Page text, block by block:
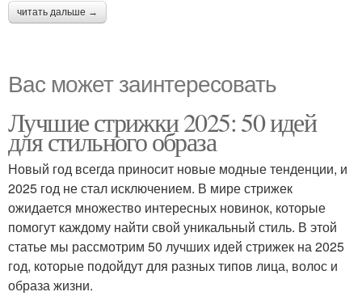
читать дальше →
Вас может заинтересовать
Лучшие стрижки 2025: 50 идей
для стильного образа
Новый год всегда приносит новые модные тенденции, и
2025 год не стал исключением. В мире стрижек
ожидается множество интересных новинок, которые
помогут каждому найти свой уникальный стиль. В этой
статье мы рассмотрим 50 лучших идей стрижек на 2025
год, которые подойдут для разных типов лица, волос и
образа жизни.